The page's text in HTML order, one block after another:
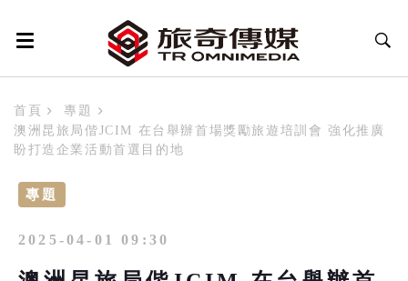
首頁
專題
澳洲昆旅局偕JCIM 在台舉辦首場獎勵旅遊培訓會 強化推廣
盼打造企業活動首選目的地
專題
2025-04-01 09:30